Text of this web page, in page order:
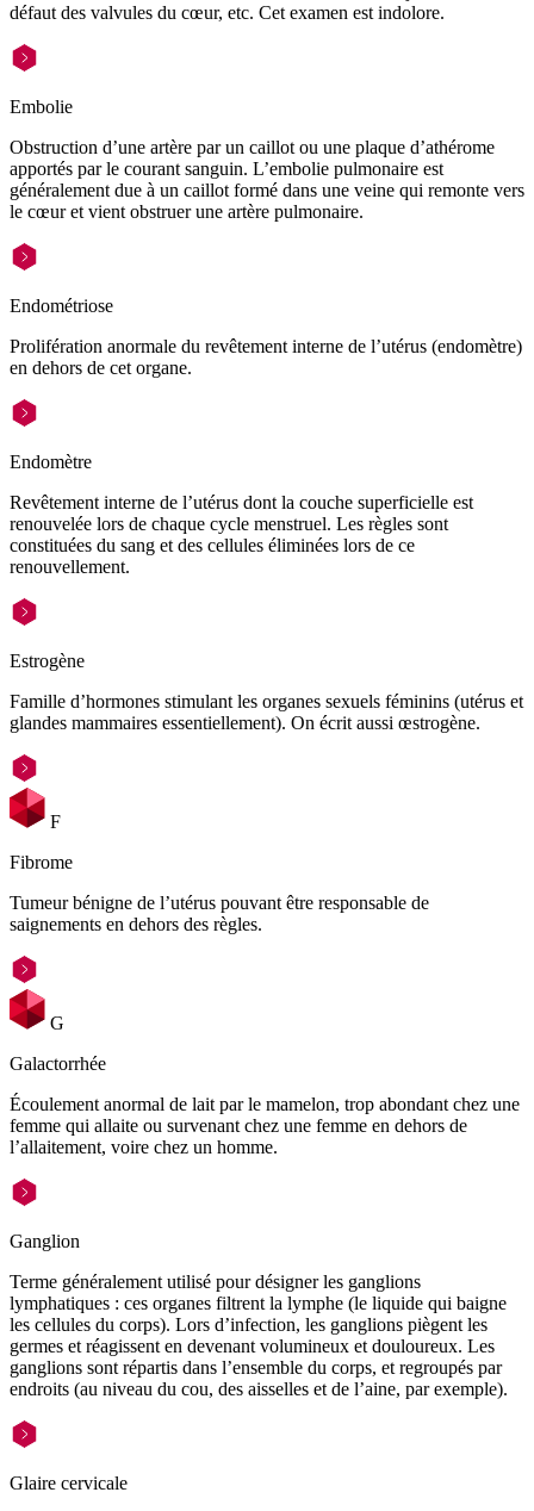
défaut des valvules du cœur, etc. Cet examen est indolore.
Embolie
Obstruction d’une artère par un caillot ou une plaque d’athérome
apportés par le courant sanguin. L’embolie pulmonaire est
généralement due à un caillot formé dans une veine qui remonte vers
le cœur et vient obstruer une artère pulmonaire.
Endométriose
Prolifération anormale du revêtement interne de l’utérus (endomètre)
en dehors de cet organe.
Endomètre
Revêtement interne de l’utérus dont la couche superficielle est
renouvelée lors de chaque cycle menstruel. Les règles sont
constituées du sang et des cellules éliminées lors de ce
renouvellement.
Estrogène
Famille d’hormones stimulant les organes sexuels féminins (utérus et
glandes mammaires essentiellement). On écrit aussi œstrogène.
F
Fibrome
Tumeur bénigne de l’utérus pouvant être responsable de
saignements en dehors des règles.
G
Galactorrhée
Écoulement anormal de lait par le mamelon, trop abondant chez une
femme qui allaite ou survenant chez une femme en dehors de
l’allaitement, voire chez un homme.
Ganglion
Terme généralement utilisé pour désigner les ganglions
lymphatiques : ces organes filtrent la lymphe (le liquide qui baigne
les cellules du corps). Lors d’infection, les ganglions piègent les
germes et réagissent en devenant volumineux et douloureux. Les
ganglions sont répartis dans l’ensemble du corps, et regroupés par
endroits (au niveau du cou, des aisselles et de l’aine, par exemple).
Glaire cervicale